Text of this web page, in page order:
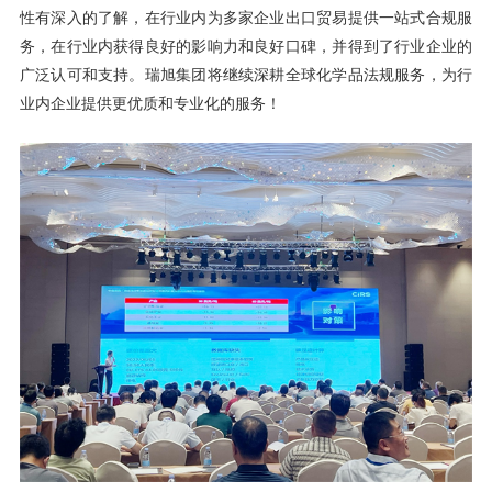
性有深入的了解，在行业内为多家企业出口贸易提供一站式合规服
务，在行业内获得良好的影响力和良好口碑，并得到了行业企业的
广泛认可和支持。瑞旭集团将继续深耕全球化学品法规服务，为行
业内企业提供更优质和专业化的服务！